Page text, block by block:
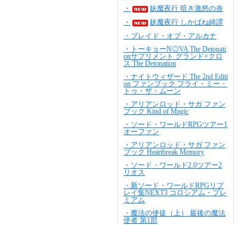
・
妖魔夜行 暗き激怒の炎
・
妖魔夜行 しかばね綺譚
・ブレイド・オブ・アルカナ
・トーキョーN◎VA The Detonati
onサプリメント グランド×クロ
ス The Detonation
・ナイトウィザード The 2nd Editi
on ファンブック フライ・ミー・
トゥ・ザ・ムーン
・アリアンロッド・サガ ファン
ブック Kind of Magic
・ソード・ワールドRPGツアー1
オーファン
・アリアンロッド・サガ ファン
ブック Heartbreak Memory
・ソード・ワールド2.0ツアー2
リオス
・新ソード・ワールドRPGリプ
レイ集NEXT3 コロシアム・プレ
ミアム
・魔法の使徒（上） 最後の魔法
使者 第1部